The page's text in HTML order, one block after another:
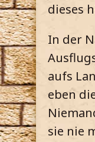
dieses
In der
aufs
eben
sie nie